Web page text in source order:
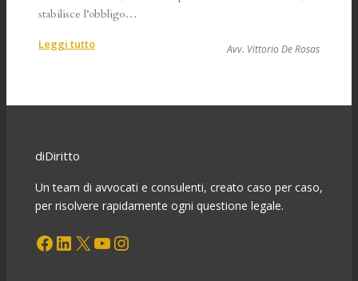
di
agli
stabilisce l’obbligo…
Leggi tutto:
l’abuso
dei
scolastici.
Avv. Vittorio De Rosas
diDiritto
Un team di avvocati e consulenti, creato caso per caso,
per risolvere rapidamente ogni questione legale.
Facebook LinkedIn X YouTube Instagram